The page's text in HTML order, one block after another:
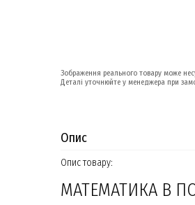
Зображення реального товару може
Деталі уточнюйте у менеджера при
Опис
Опис товару:
МАТЕМАТИКА В